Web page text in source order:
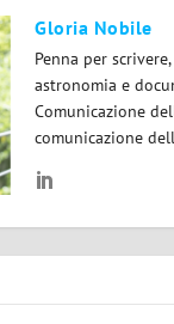
Gloria Nobile
Penna per
astronomia e
Comunicazione
comunicazione